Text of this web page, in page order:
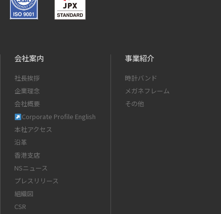
会社案内
社長挨拶
企業理念
会社概要
Corporate Profile English
本社アクセス
沿革
香港支店
NSニュース
プレスリリース
組織図
CSR
事業紹介
時計バンド
メガネフレーム
その他